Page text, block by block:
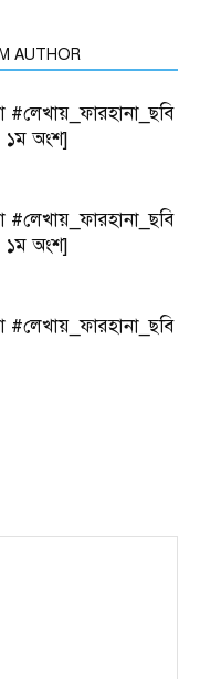
AUTHOR
১ম অংশ]
১ম অংশ]